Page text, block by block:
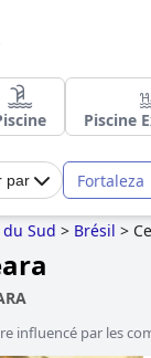
Piscine
par Fortaleza
Sud > Brésil >
influencé par les